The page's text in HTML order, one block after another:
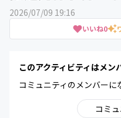
2026/07/09 19:16
いいね0
このアクティビティはメン
コミュニティのメンバーに
コミ